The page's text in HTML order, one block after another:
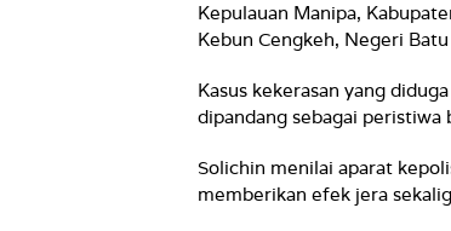
Kepulauan Manipa,
Kebun Cengkeh, Negeri
Kasus kekerasan yang
dipandang sebagai peristiwa
Solichin menilai aparat
memberikan efek jera